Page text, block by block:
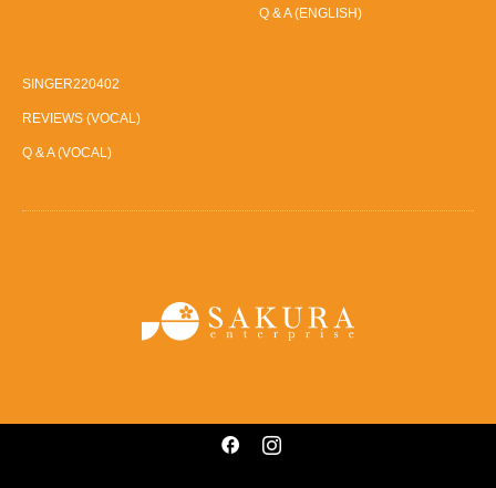
Q & A (ENGLISH)
SINGER220402
REVIEWS (VOCAL)
Q & A (VOCAL)